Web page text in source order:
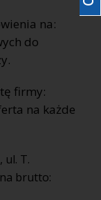
na:
do
firmy:
na każde
ul. T.
brutto: